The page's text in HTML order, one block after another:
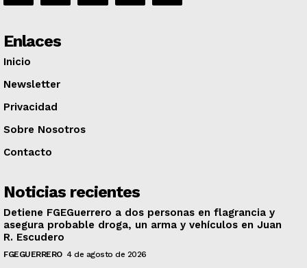
Enlaces
Inicio
Newsletter
Privacidad
Sobre Nosotros
Contacto
Noticias recientes
Detiene FGEGuerrero a dos personas en flagrancia y
asegura probable droga, un arma y vehículos en Juan
R. Escudero
FGEGUERRERO 4 de agosto de 2026